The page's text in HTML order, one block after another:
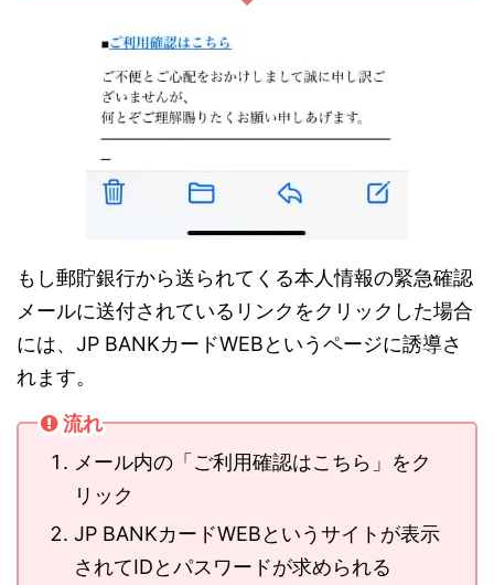
もし郵貯銀行から送られてくる本人情報の緊急確認
メールに送付されているリンクをクリックした場合
には、JP BANKカードWEBというページに誘導さ
れます。
流れ
メール内の「ご利用確認はこちら」をク
リック
JP BANKカードWEBというサイトが表示
されてIDとパスワードが求められる